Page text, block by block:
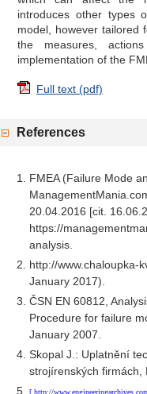
introduces other types
model, however tailored
the measures,
implementation of the
Full text (pdf)
References
FMEA (Failure Mode
20.04.2016 [cit.
https://
analysis.
http://www.chaloupka-
January 2017).
ČSN EN 60812,
Procedure for failure
January 2007.
Skopal J.: Uplatnění
strojírenských firmách,
http://